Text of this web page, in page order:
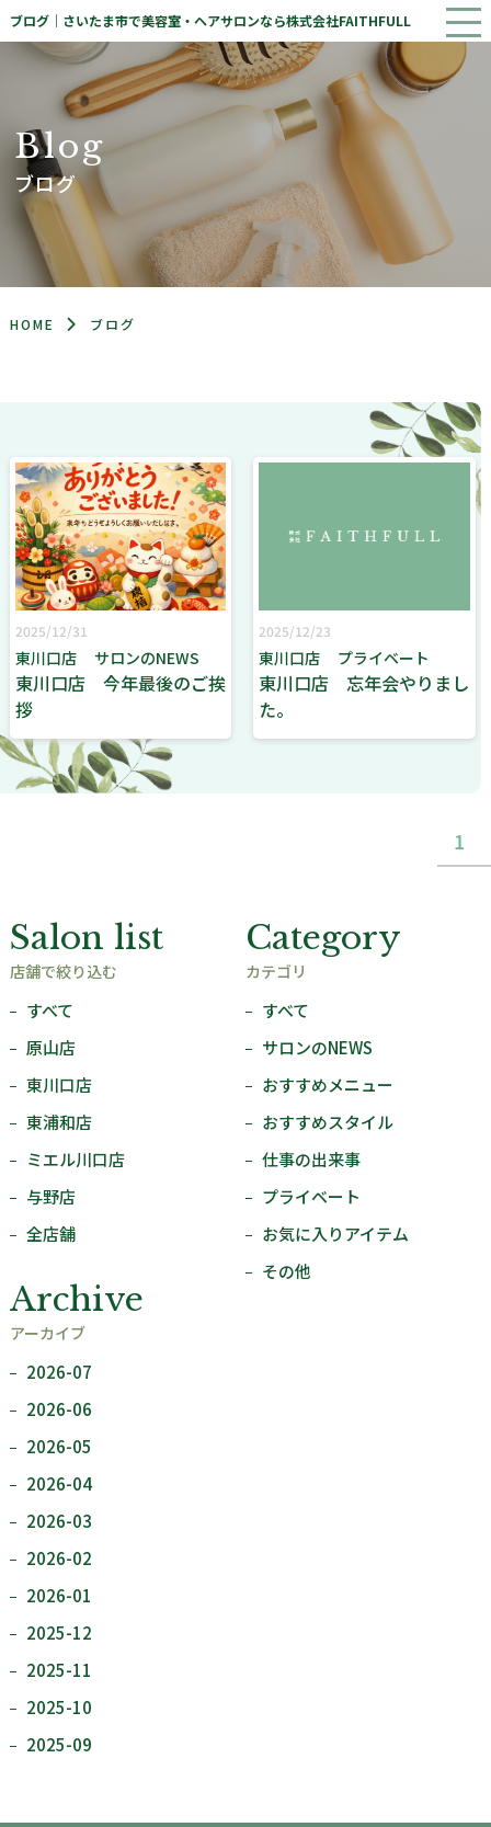
ブログ｜さいたま市で美容室・ヘアサロンなら株式会社FAITHFULL
Blog
ブログ
HOME ブログ
2025/12/31
東川口店 サロンのNEWS
東川口店 今年最後のご挨
拶
2025/12/23
東川口店 プライベート
東川口店 忘年会やりまし
た。
Salon list
店舗で絞り込む
すべて
原山店
東川口店
東浦和店
ミエル川口店
与野店
全店舗
Category
カテゴリ
すべて
サロンのNEWS
おすすめメニュー
おすすめスタイル
仕事の出来事
プライベート
お気に入りアイテム
その他
Archive
アーカイブ
2026-07
2026-06
2026-05
2026-04
2026-03
2026-02
2026-01
2025-12
2025-11
2025-10
2025-09
1